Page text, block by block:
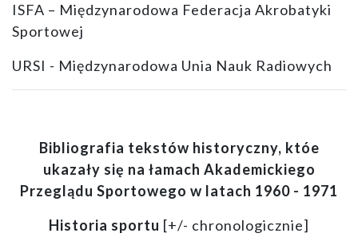
ISFA – Międzynarodowa Federacja Akrobatyki
Sportowej
URSI - Międzynarodowa Unia Nauk Radiowych
Bibliografia tekstów historyczny, któe
ukazały się na łamach Akademickiego
Przeglądu Sportowego w latach 1960 - 1971
Historia sportu [+/- chronologicznie]